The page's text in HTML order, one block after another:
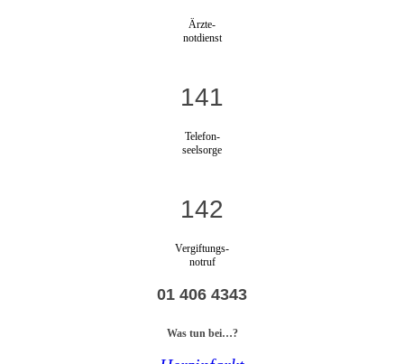
Ärzte-
notdienst
141
Telefon-
seelsorge
142
Vergiftungs-
notruf
01 406 4343
Was tun bei…?